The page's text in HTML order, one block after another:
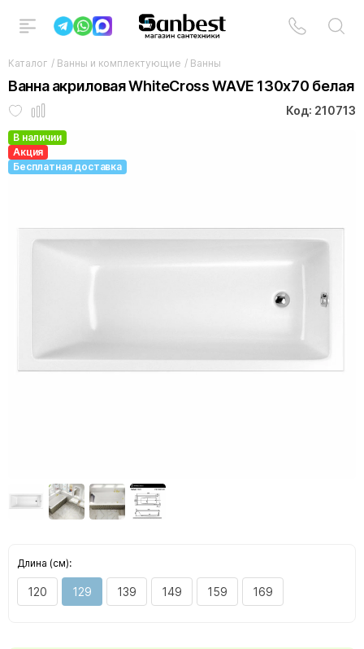
Каталог / Ванны и комплектующие / Ванны
Ванна акриловая WhiteCross WAVE 130x70 белая
Код: 210713
В наличии
Акция
Бесплатная доставка
Длина (см):
120 129 139 149 159 169